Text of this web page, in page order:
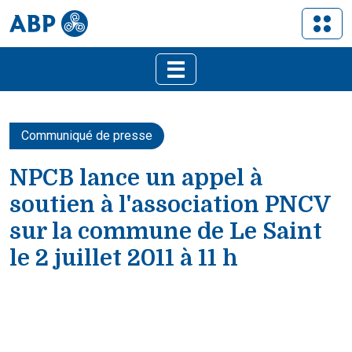
Communiqué de presse
NPCB lance un appel à
soutien à l'association PNCV
sur la commune de Le Saint
le 2 juillet 2011 à 11 h